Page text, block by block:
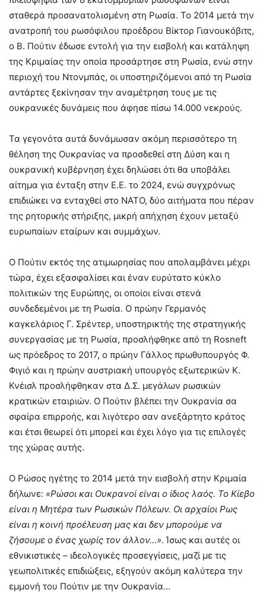
σταθερά προσανατολισμένη στη Ρωσία. Το 2014 μετά την
ανατροπή του ρωσόφιλου προέδρου Βίκτορ Γιανουκόβιτς,
ο Β. Πούτιν έδωσε εντολή για την εισβολή και κατάληψη
της Κριμαίας την οποία προσάρτησε στη Ρωσία, ενώ στην
περιοχή του Ντονμπάς, οι υποστηριζόμενοι από τη Ρωσία
αντάρτες ξεκίνησαν την αναμέτρηση τους με τις
ουκρανικές δυνάμεις που άφησε πίσω 14.000 νεκρούς.
Τα γεγονότα αυτά δυνάμωσαν ακόμη περισσότερο τη
θέληση της Ουκρανίας να προσδεθεί στη Δύση και η
ουκρανική κυβέρνηση έχει δηλώσει ότι θα υποβάλει
αίτημα για ένταξη στην Ε.Ε. το 2024, ενώ συγχρόνως
επιδιώκει να ενταχθεί στο ΝΑΤΟ, δύο αιτήματα που πέραν
της ρητορικής στήριξης, μικρή απήχηση έχουν μεταξύ
ευρωπαίων εταίρων και συμμάχων.
Ο Πούτιν εκτός της ατιμωρησίας που απολαμβάνει μέχρι
τώρα, έχει εξασφαλίσει και έναν ευρύτατο κύκλο
πολιτικών της Ευρώπης, οι οποίοι είναι στενά
συνδεδεμένοι με τη Ρωσία. Ο πρώην Γερμανός
καγκελάριος Γ. Σρέντερ, υποστηρικτής της στρατηγικής
συνεργασίας με τη Ρωσία, προσλήφθηκε από τη Rosneft
ως πρόεδρος το 2017, ο πρώην Γάλλος πρωθυπουργός Φ.
Φιγιό και η πρώην αυστριακή υπουργός εξωτερικών Κ.
Κνέισλ προσλήφθηκαν στα Δ.Σ. μεγάλων ρωσικών
κρατικών εταιριών. Ο Πούτιν βλέπει την Ουκρανία σα
σφαίρα επιρροής, και λιγότερο σαν ανεξάρτητο κράτος
και έτσι θεωρεί ότι μπορεί και έχει λόγο για τις επιλογές
της χώρας αυτής.
Ο Ρώσος ηγέτης το 2014 μετά την εισβολή στην Κριμαία
δήλωνε: «Ρώσοι και Ουκρανοί είναι ο ίδιος λαός. Το Κίεβο
είναι η Μητέρα των Ρωσικών Πόλεων. Οι αρχαίοι Ρως
είναι η κοινή προέλευση μας και δεν μπορούμε να
ζήσουμε ο ένας χωρίς τον άλλον…». Ίσως και αυτές οι
εθνικιστικές – ιδεολογικές προσεγγίσεις, μαζί με τις
γεωπολιτικές επιδιώξεις, εξηγούν ακόμη καλύτερα την
εμμονή του Πούτιν με την Ουκρανία…